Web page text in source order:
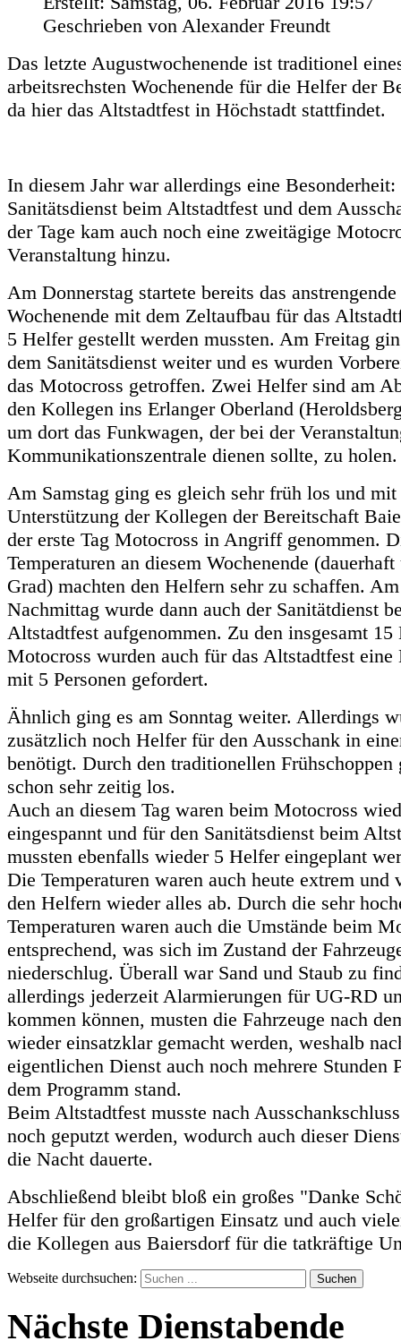
Geschrieben von Alexander Freundt
Das letzte Augustwochenende ist traditionel
arbeitsrechsten Wochenende für die Helfer der
da hier das Altstadtfest in Höchstadt stattfindet.
In diesem Jahr war allerdings eine Besonderheit:
Sanitätsdienst beim Altstadtfest und dem
der Tage kam auch noch eine zweitägige
Veranstaltung hinzu.
Am Donnerstag startete bereits das anstrengende
Wochenende mit dem Zeltaufbau für das
5 Helfer gestellt werden mussten. Am Freitag
dem Sanitätsdienst weiter und es wurden
das Motocross getroffen. Zwei Helfer sind am
den Kollegen ins Erlanger Oberland
um dort das Funkwagen, der bei der
Kommunikationszentrale dienen sollte, zu holen.
Am Samstag ging es gleich sehr früh los und mit
Unterstützung der Kollegen der Bereitschaft
der erste Tag Motocross in Angriff genommen.
Temperaturen an diesem Wochenende (dauerhaft
Grad) machten den Helfern sehr zu schaffen.
Nachmittag wurde dann auch der Sanitätdienst
Altstadtfest aufgenommen. Zu den insgesamt
Motocross wurden auch für das Altstadtfest eine
mit 5 Personen gefordert.
Ähnlich ging es am Sonntag weiter. Allerdings
zusätzlich noch Helfer für den Ausschank in
benötigt. Durch den traditionellen Frühschoppen
schon sehr zeitig los.
Auch an diesem Tag waren beim Motocross
eingespannt und für den Sanitätsdienst beim
mussten ebenfalls wieder 5 Helfer eingeplant
Die Temperaturen waren auch heute extrem und
den Helfern wieder alles ab. Durch die sehr
Temperaturen waren auch die Umstände beim
entsprechend, was sich im Zustand der
niederschlug. Überall war Sand und Staub zu
allerdings jederzeit Alarmierungen für UG-RD
kommen können, musten die Fahrzeuge nach
wieder einsatzklar gemacht werden, weshalb
eigentlichen Dienst auch noch mehrere Stunden
dem Programm stand.
Beim Altstadtfest musste nach
noch geputzt werden, wodurch auch dieser
die Nacht dauerte.
Abschließend bleibt bloß ein großes "Danke
Helfer für den großartigen Einsatz und auch
die Kollegen aus Baiersdorf für die tatkräftige
Webseite durchsuchen: Suchen
Nächste Dienstabende